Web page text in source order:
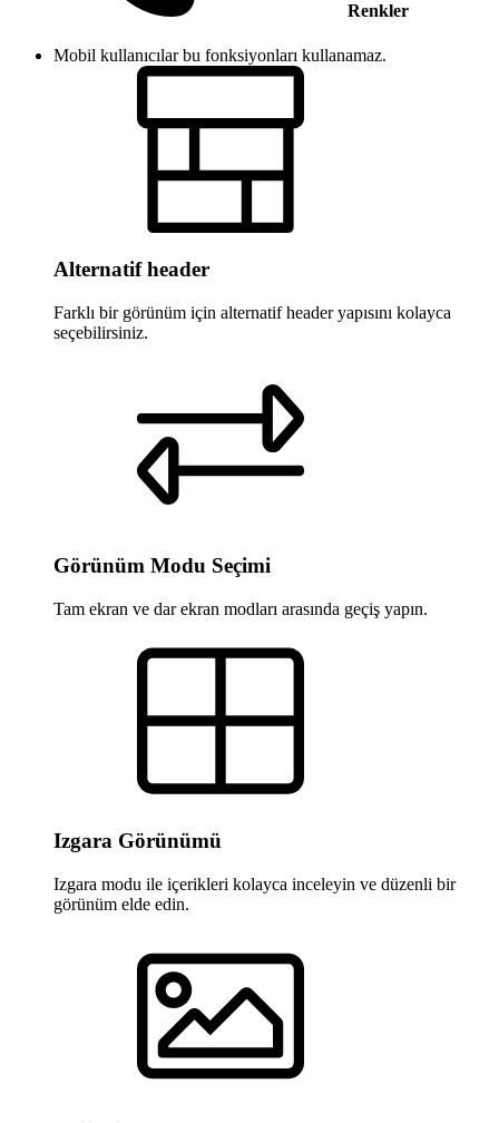
Renkler
Mobil kullanıcılar bu fonksiyonları kullanamaz.
Alternatif header
Farklı bir görünüm için alternatif header yapısını kolayca
seçebilirsiniz.
Görünüm Modu Seçimi
Tam ekran ve dar ekran modları arasında geçiş yapın.
Izgara Görünümü
Izgara modu ile içerikleri kolayca inceleyin ve düzenli bir
görünüm elde edin.